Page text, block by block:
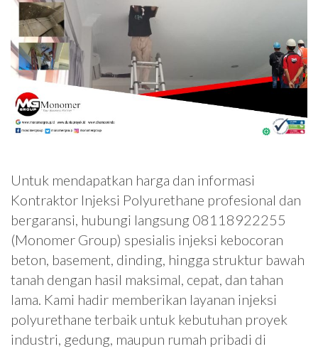
Untuk mendapatkan harga dan informasi
Kontraktor Injeksi Polyurethane profesional dan
bergaransi, hubungi langsung 08118922255
(Monomer Group) spesialis injeksi kebocoran
beton, basement, dinding, hingga struktur bawah
tanah dengan hasil maksimal, cepat, dan tahan
lama. Kami hadir memberikan layanan injeksi
polyurethane terbaik untuk kebutuhan proyek
industri, gedung, maupun rumah pribadi di